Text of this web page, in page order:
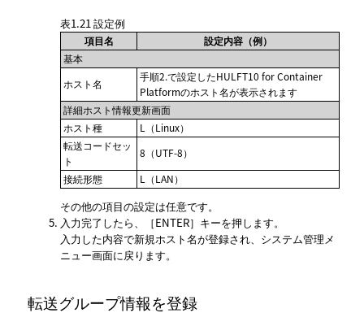
表1.21設定例
項目名
設定内容（例）
基本
ホスト名
手順2.で設定したHULFT10 for Container
Platformのホスト名が表示されます
詳細ホスト情報更新画面
ホスト種
L（Linux）
転送コードセッ
ト
8（UTF-8）
接続形態
L（LAN）
その他の項目の設定は任意です。
入力完了したら、
ENTER
キーを押します。
入力した内容で新規ホスト名が登録され、 システム管理メ
ニュー画面に戻ります。
転送グループ情報を登録